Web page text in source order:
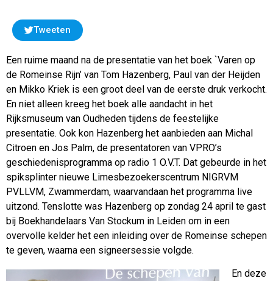
Tweeten
Een ruime maand na de presentatie van het boek `Varen op
de Romeinse Rijn’ van Tom Hazenberg, Paul van der Heijden
en Mikko Kriek is een groot deel van de eerste druk verkocht.
En niet alleen kreeg het boek alle aandacht in het
Rijksmuseum van Oudheden tijdens de feestelijke
presentatie. Ook kon Hazenberg het aanbieden aan Michal
Citroen en Jos Palm, de presentatoren van VPRO’s
geschiedenisprogramma op radio 1 O.V.T. Dat gebeurde in het
spiksplinter nieuwe Limesbezoekerscentrum NIGRVM
PVLLVM, Zwammerdam, waarvandaan het programma live
uitzond. Tenslotte was Hazenberg op zondag 24 april te gast
bij Boekhandelaars Van Stockum in Leiden om in een
overvolle kelder het een inleiding over de Romeinse schepen
te geven, waarna een signeersessie volgde.
En deze